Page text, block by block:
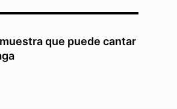
que puede cantar